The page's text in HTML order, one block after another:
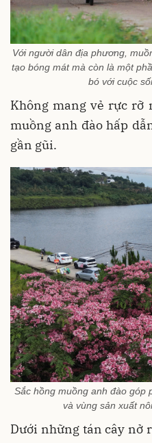
Với người dân địa phương,
tạo bóng mát mà còn là một
bó với cuộc
Không mang vẻ rực rỡ
muồng anh đào hấp
gần gũi.
Sắc hồng muồng anh đào góp
và vùng sản xuất
Dưới những tán cây nở